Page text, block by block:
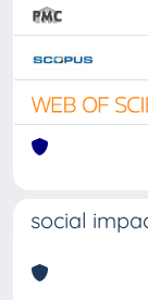
social